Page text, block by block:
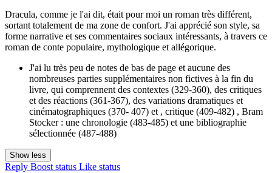
Dracula, comme je l'ai dit, était pour moi un roman très différent,
sortant totalement de ma zone de confort. J'ai apprécié son style, sa
forme narrative et ses commentaires sociaux intéressants, à travers ce
roman de conte populaire, mythologique et allégorique.
J'ai lu très peu de notes de bas de page et aucune des
nombreuses parties supplémentaires non fictives à la fin du
livre, qui comprennent des contextes (329-360), des critiques
et des réactions (361-367), des variations dramatiques et
cinématographiques (370- 407) et , critique (409-482) , Bram
Stocker : une chronologie (483-485) et une bibliographie
sélectionnée (487-488)
Show less
Reply Boost status Like status